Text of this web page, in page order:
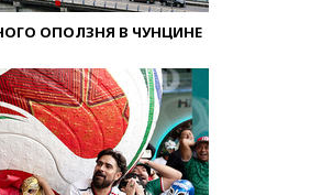
ОПОЛЗНЯ В ЧУНЦИНЕ